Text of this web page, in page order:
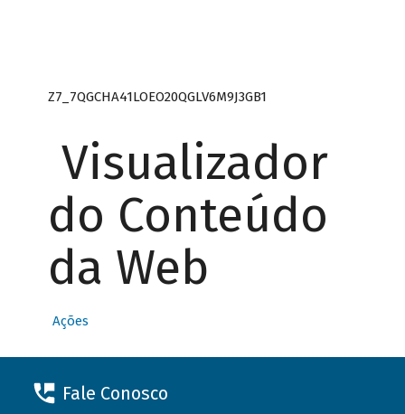
Z7_7QGCHA41LOEO20QGLV6M9J3GB1
Visualizador
do Conteúdo
da Web
Ações
Fale Conosco